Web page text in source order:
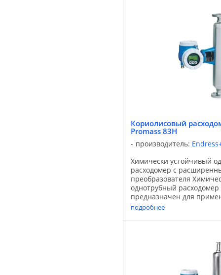
Кориолисовый
Promass 83H
производитель:
Химически устойчивый
расходомер с
преобразователя
однотрубный расходомер
предназначен для
требующих повышенной
подробнее